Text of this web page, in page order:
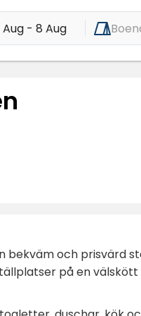
Aug - 8 Aug
och prisvärd
på en